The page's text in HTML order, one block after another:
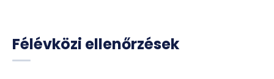
Félévközi ellenőrzések